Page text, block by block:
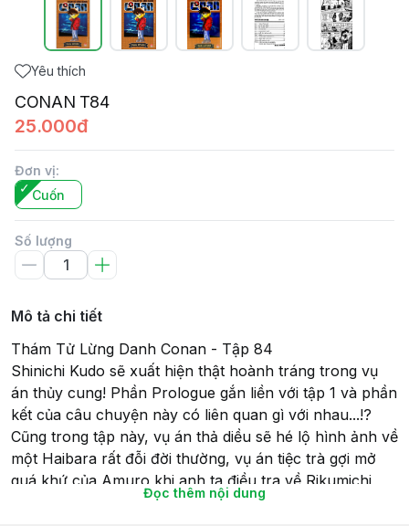
Yêu thích
CONAN T84
25.000đ
Đơn vị:
Cuốn
Số lượng
Mô tả chi tiết
Thám Tử Lừng Danh Conan - Tập 84
Shinichi Kudo sẽ xuất hiện thật hoành tráng trong vụ
án thủy cung! Phần Prologue gắn liền với tập 1 và phần
kết của câu chuyện này có liên quan gì với nhau...!?
Cũng trong tập này, vụ án thả diều sẽ hé lộ hình ảnh về
một Haibara rất đỗi đời thường, vụ án tiệc trà gợi mở
quá khứ của Amuro khi anh ta điều tra về Rikumichi
Kusuda!! Bên cạnh đó, vụ án trường tiểu học Haido nơi
Đọc thêm nội dung